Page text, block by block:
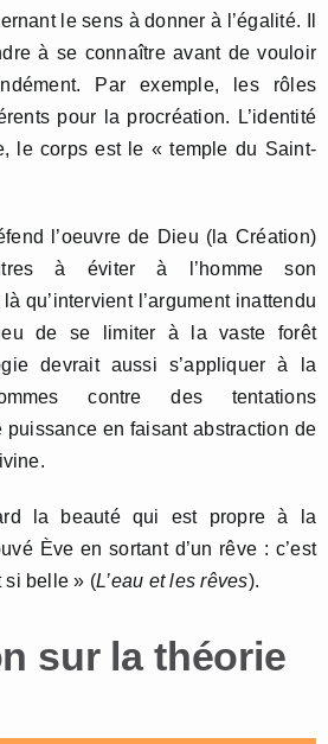
le sens à donner à l’égalité. Il
à se connaître avant de vouloir
Par exemple, les rôles
pour la procréation. L’identité
le corps est le « temple du Saint-
l’oeuvre de Dieu (la Création)
à éviter à l’homme son
qu’intervient l’argument inattendu
de se limiter à la vaste forêt
devrait aussi s’appliquer à la
contre des tentations
en faisant abstraction de
la beauté qui est propre à la
Ève en sortant d’un rêve : c’est
si belle » (L’eau et les rêves).
sur la théorie